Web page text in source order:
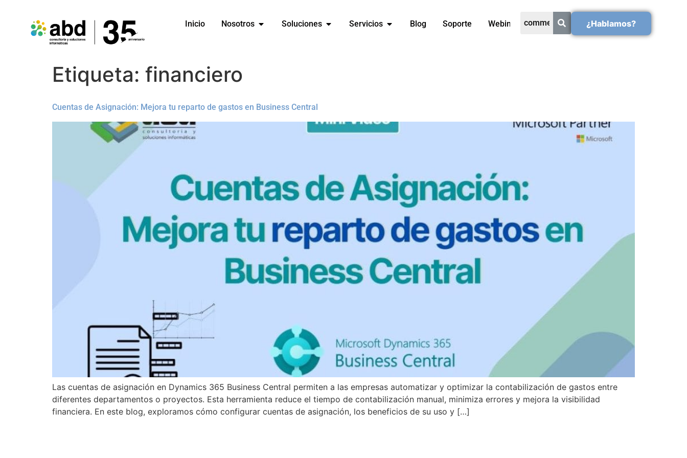
Inicio Nosotros Soluciones Servicios Blog Soporte Webinars ¿Hablamos?
Etiqueta: financiero
Cuentas de Asignación: Mejora tu reparto de gastos en Business Central
Las cuentas de asignación en Dynamics 365 Business Central permiten a las empresas automatizar y optimizar la contabilización de gastos entre
diferentes departamentos o proyectos. Esta herramienta reduce el tiempo de contabilización manual, minimiza errores y mejora la visibilidad
financiera. En este blog, exploramos cómo configurar cuentas de asignación, los beneficios de su uso y […]